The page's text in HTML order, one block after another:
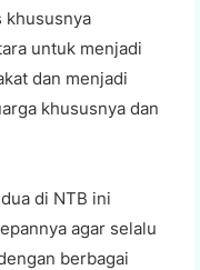
khususnya
untuk menjadi
dan menjadi
khususnya dan
di NTB ini
agar selalu
berbagai